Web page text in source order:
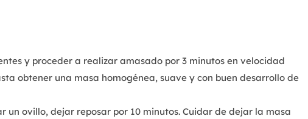
y proceder a realizar amasado por 3 minutos en velocidad
obtener una masa homogénea, suave y con buen desarrollo de
ovillo, dejar reposar por 10 minutos. Cuidar de dejar la masa